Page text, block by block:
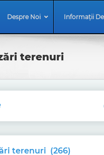
Despre Noi Informații
terenuri